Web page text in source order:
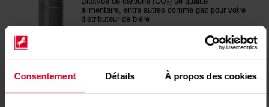
Consentement Détails À propos des cookies